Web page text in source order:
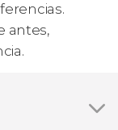
antes,